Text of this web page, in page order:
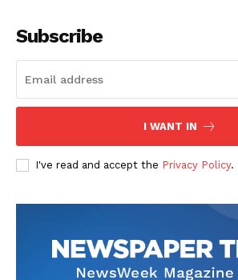
Subscribe
I WANT IN
I've read and accept the Privacy Policy.